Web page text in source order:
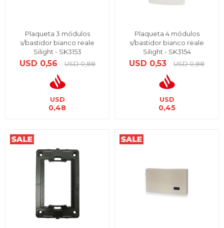
Plaqueta 3 módulos
s/bastidor bianco reale
Silight - SK3153
USD 0,56 USD 0,88
USD
0,48
Plaqueta 4 módulos
s/bastidor bianco reale
Silight - SK3154
USD 0,53 USD 0,88
USD
0,45